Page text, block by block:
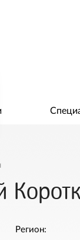
Регион: